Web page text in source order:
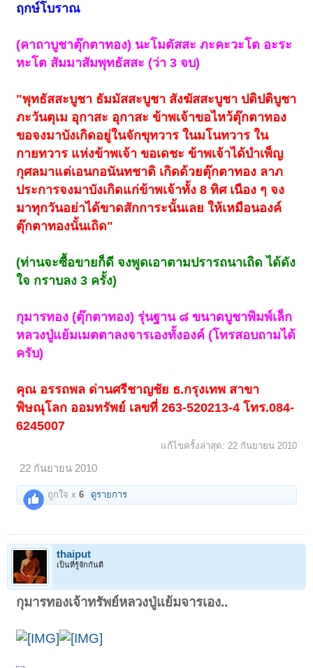
ฤกษ์โบราณ
(คาถาบูชาตุ๊กตาทอง) นะโมตัสสะ ภะคะวะโต อะระ
หะโต สัมมาสัมพุทธัสสะ (ว่า 3 จบ)
"พุทธัสสะบูชา ธัมมัสสะบูชา สังฆัสสะบูชา ปติปติบูชา
ภะวันตุเม อุกาสะ อุกาสะ ข้าพเจ้าขอไหว้ตุ๊กตาทอง
ขอจงมาบังเกิดอยู่ในจักขุทวาร ในมโนทวาร ใน
กายทวาร แห่งข้าพเจ้า ขอเดชะ ข้าพเจ้าได้บำเพ็ญ
กุศลมาแต่เอนกอนันทชาติ เกิดด้วยตุ๊กตาทอง ลาภ
ประการจงมาบังเกิดแก่ข้าพเจ้าทั้ง 8 ทิศ เนือง ๆ จง
มาทุกวันอย่าได้ขาดสักการะนั้นเลย ให้เหมือนองค์
ตุ๊กตาทองนั้นเถิด"
(ท่านจะซื้อขายก็ดี จงพูดเอาตามปรารถนาเถิด ได้ดัง
ใจ กราบลง 3 ครั้ง)
กุมารทอง (ตุ๊กตาทอง) รุ่นฐาน ๘ ขนาดบูชาพิมพ์เล็ก
หลวงปู่แย้มเมตตาลงจารเองทั้งองค์ (โทรสอบถามได้
ครับ)
คุณ อรรถพล ด่านศรีชาญชัย ธ.กรุงเทพ สาขา
พิษณุโลก ออมทรัพย์ เลขที่ 263-520213-4 โทร.084-
6245007
แก้ไขครั้งล่าสุด: 22 กันยายน 2010
22 กันยายน 2010
ถูกใจ x6 ดูรายการ
thaiput
เป็นที่รู้จักกันดี
กุมารทองเจ้าทรัพย์หลวงปู่แย้มจารเอง..